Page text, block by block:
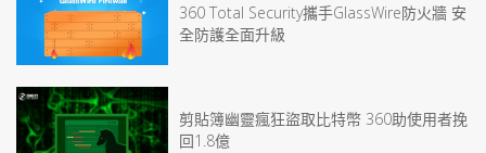
360 Total Security攜手GlassWire防火牆 安
全防護全面升級
剪貼簿幽靈瘋狂盜取比特幣 360助使用者挽
回1.8億